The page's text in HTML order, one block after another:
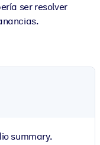
ser resolver
summary.